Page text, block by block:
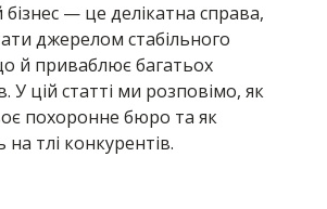
— це делікатна справа,
джерелом стабільного
й приваблює багатьох
У цій статті ми розповімо, як
похоронне бюро та як
на тлі конкурентів.